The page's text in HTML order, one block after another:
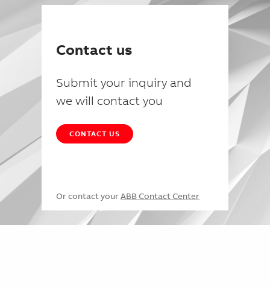
Contact us
Submit your inquiry and
we will contact you
CONTACT US
Or contact your ABB Contact Center